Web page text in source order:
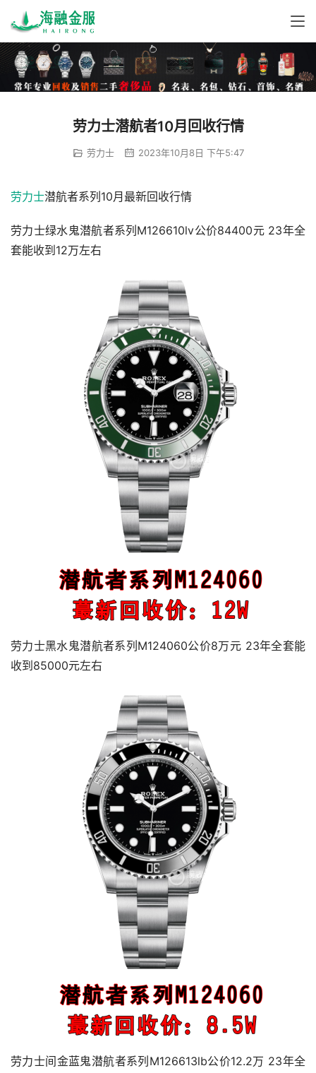
劳力士潜航者10月回收行情
劳力士 2023年10月8日 下午5:47
劳力士潜航者系列10月最新回收行情
劳力士绿水鬼潜航者系列M126610lv公价84400元 23年全
套能收到12万左右
劳力士黑水鬼潜航者系列M124060公价8万元 23年全套能
收到85000元左右
劳力士间金蓝鬼潜航者系列M126613lb公价12.2万 23年全